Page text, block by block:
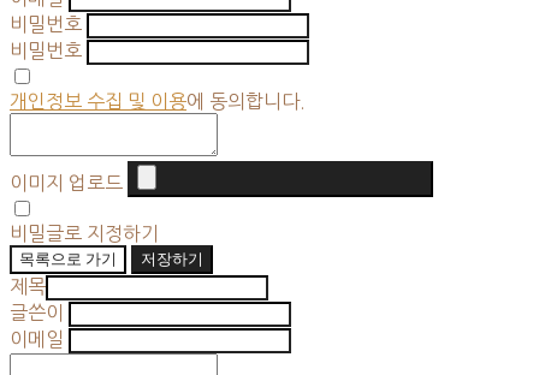
비밀번호
비밀번호
개인정보 수집 및 이용에 동의합니다.
이미지 업로드
비밀글로 지정하기
목록으로 가기
저장하기
제목
글쓴이
이메일